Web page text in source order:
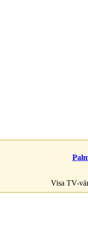
Visa TV-